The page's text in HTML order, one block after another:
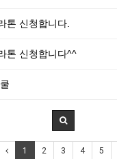
톤 신청합니다.
톤 신청합니다^^
1 2 3 4 5